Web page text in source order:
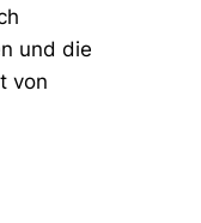
und die
von